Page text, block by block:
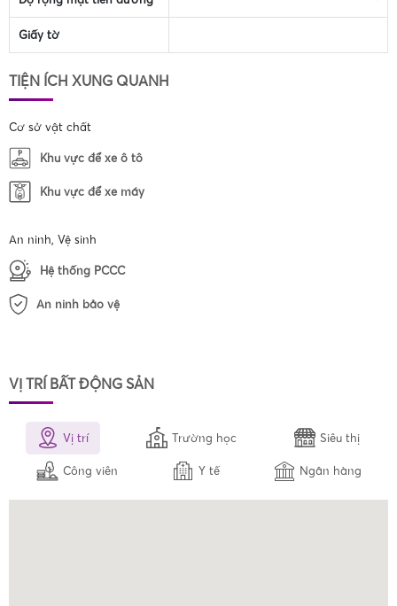
Giấy tờ
TIỆN ÍCH XUNG QUANH
Cơ sở vật chất
Khu vực để xe ô tô
Khu vực để xe máy
An ninh, Vệ sinh
Hệ thống PCCC
An ninh bảo vệ
VỊ TRÍ BẤT ĐỘNG SẢN
Vị trí Trường học Siêu thị
Công viên Y tế Ngân hàng